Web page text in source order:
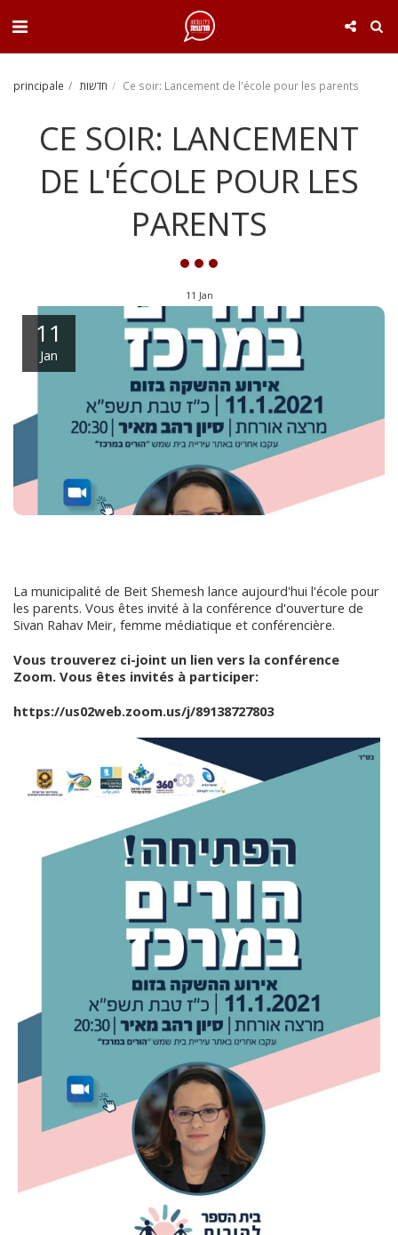
principale חדשות Ce soir: Lancement de l'école pour les parents
CE SOIR: LANCEMENT
DE L'ÉCOLE POUR LES
PARENTS
11 Jan
11
Jan
La municipalité de Beit Shemesh lance aujourd'hui l'école pour
les parents. Vous êtes invité à la conférence d'ouverture de
Sivan Rahav Meir, femme médiatique et conférencière.
Vous trouverez ci-joint un lien vers la conférence
Zoom. Vous êtes invités à participer:
https://us02web.zoom.us/j/89138727803